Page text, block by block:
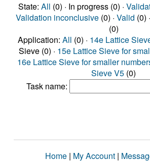
State: All (0) · In progress (0) ·
Validation inconclusive(0) · Valid (0) ·
(0)
Application: All (0) · 14e Lattice
Sieve (0) · 15e Lattice Sieve for
16e Lattice Sieve for smaller
Sieve V5 (0)
Task name:
Home | My Account |